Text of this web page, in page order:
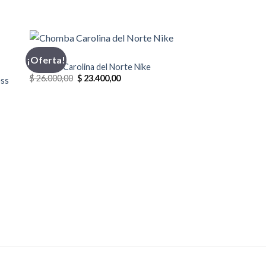
¡Oferta!
CHOMBA
Chomba Carolina del Norte Nike
$26.000,00 El
$23.400,00El